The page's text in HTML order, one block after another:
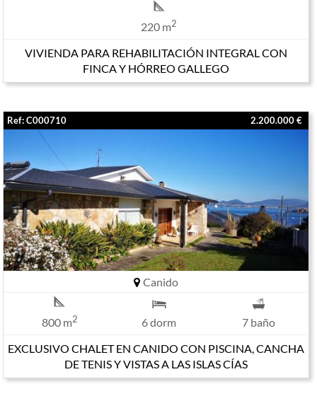
220 m2
VIVIENDA PARA REHABILITACIÓN INTEGRAL CON
FINCA Y HÓRREO GALLEGO
Ref: C000710 2.200.000 €
Canido
800 m2 6 dorm
7 baño
EXCLUSIVO CHALET EN CANIDO CON PISCINA, CANCHA
DE TENIS Y VISTAS A LAS ISLAS CÍAS